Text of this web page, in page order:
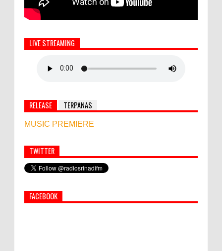
LIVE STREAMING
RELEASE TERPANAS
MUSIC PREMIERE
Simbol Persahabatan, RI Bangun Islamic Centre di
Afghanistan
PEMKAB KLUNGKUNG GELAR PASAR
TWITTER
FACEBOOK